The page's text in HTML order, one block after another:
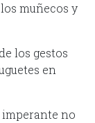
muñecos y
los gestos
en
imperante no